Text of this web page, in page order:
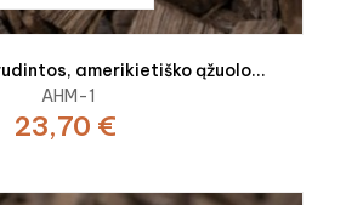
amerikietiško ąžuolo...
AHM-1
23,70 €